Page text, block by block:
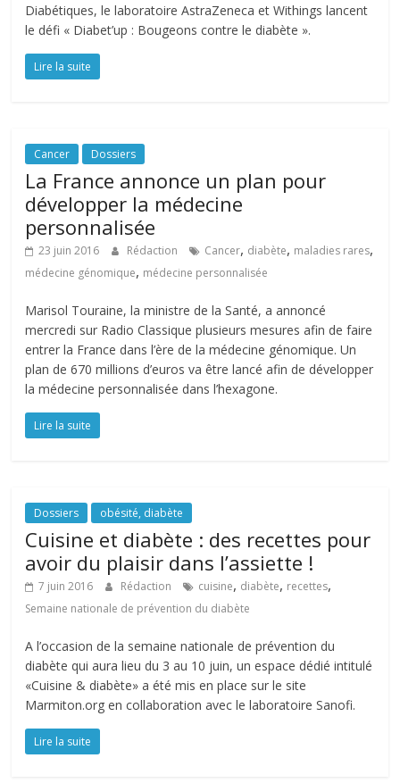
Diabétiques, le laboratoire AstraZeneca et Withings lancent
le défi « Diabet’up : Bougeons contre le diabète ».
Lire la suite
Cancer Dossiers
La France annonce un plan pour
développer la médecine
personnalisée
23 juin 2016 Rédaction Cancer, diabète, maladies rares,
médecine génomique, médecine personnalisée
Marisol Touraine, la ministre de la Santé, a annoncé
mercredi sur Radio Classique plusieurs mesures afin de faire
entrer la France dans l’ère de la médecine génomique. Un
plan de 670 millions d’euros va être lancé afin de développer
la médecine personnalisée dans l’hexagone.
Lire la suite
Dossiers obésité, diabète
Cuisine et diabète : des recettes pour
avoir du plaisir dans l’assiette !
7 juin 2016 Rédaction cuisine, diabète, recettes,
Semaine nationale de prévention du diabète
A l’occasion de la semaine nationale de prévention du
diabète qui aura lieu du 3 au 10 juin, un espace dédié intitulé
«Cuisine & diabète» a été mis en place sur le site
Marmiton.org en collaboration avec le laboratoire Sanofi.
Lire la suite